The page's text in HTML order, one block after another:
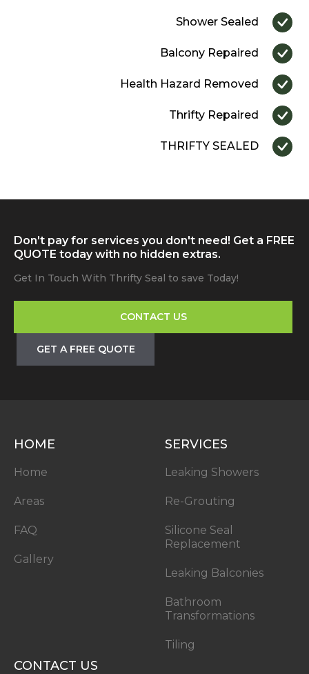
Shower Sealed
Balcony Repaired
Health Hazard Removed
Thrifty Repaired
THRIFTY SEALED
Don't pay for services you don't need! Get a FREE
QUOTE today with no hidden extras.
Get In Touch With Thrifty Seal to save Today!
CONTACT US
GET A FREE QUOTE
HOME
Home
Areas
FAQ
Gallery
SERVICES
Leaking Showers
Re-Grouting
Silicone Seal
Replacement
Leaking Balconies
Bathroom
Transformations
Tiling
CONTACT US